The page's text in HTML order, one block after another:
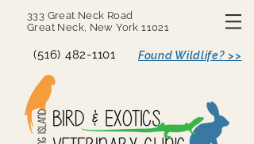
333 Great Neck Road
Great Neck, New York 11021
(516) 482-1101 Found Wildlife? >>